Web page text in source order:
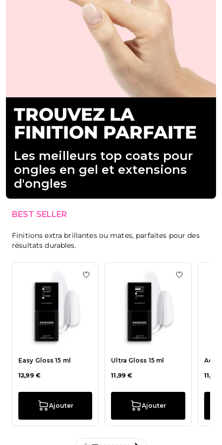
TROUVEZ LA
FINITION PARFAITE
Les meilleurs top coats pour
ongles en gel et extensions
d'ongles
BEST SELLER
Finitionsextra brillantes ou mates, parfaites pour des
résultats durables.
La navigation entre les éléments du carrousel est
Appuyez pour passer le carrousel
Easy Gloss 15 ml
12,99 €
Ajouter
Ajouter à la liste de souhaits Easy
Ultra Gloss 15 ml
11,99 €
Ajouter
Ajouter à la
Aqua
11,99